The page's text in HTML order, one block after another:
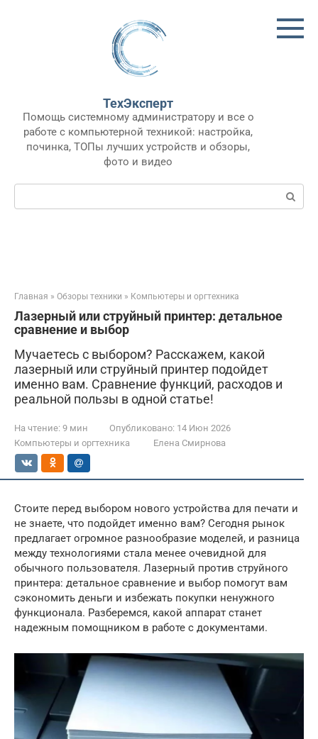
ТехЭксперт
Помощь системному администратору и все о
работе с компьютерной техникой: настройка,
починка, ТОПы лучших устройств и обзоры,
фото и видео
Поиск:
Главная » Обзоры техники » Компьютеры и оргтехника
Лазерный или струйный принтер: детальное
сравнение и выбор
Мучаетесь с выбором? Расскажем, какой
лазерный или струйный принтер подойдет
именно вам. Сравнение функций, расходов и
реальной пользы в одной статье!
На чтение: 9 мин Опубликовано: 14 Июн 2026
Компьютеры и оргтехника
Елена Смирнова
Стоите перед выбором нового устройства для печати и
не знаете, что подойдет именно вам? Сегодня рынок
предлагает огромное разнообразие моделей, и разница
между технологиями стала менее очевидной для
обычного пользователя. Лазерный против струйного
принтера: детальное сравнение и выбор помогут вам
сэкономить деньги и избежать покупки ненужного
функционала. Разберемся, какой аппарат станет
надежным помощником в работе с документами.